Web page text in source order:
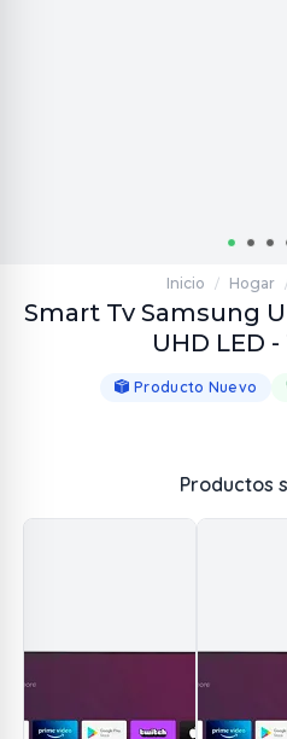
Inicio / Hogar
Smart Tv Samsung
UHD LED
Producto Nuevo
Productos